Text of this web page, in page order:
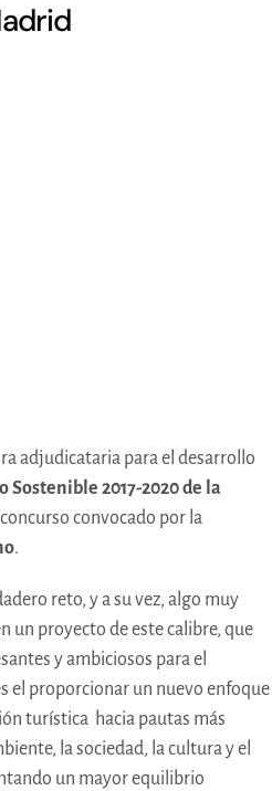
adjudicataria para el desarrollo
Sostenible 2017-2020 de la
convocado por la
.
reto, y a su vez, algo muy
un proyecto de este calibre, que
y ambiciosos para el
el proporcionar un nuevo enfoque
turística hacia pautas más
la sociedad, la cultura y el
un mayor equilibrio